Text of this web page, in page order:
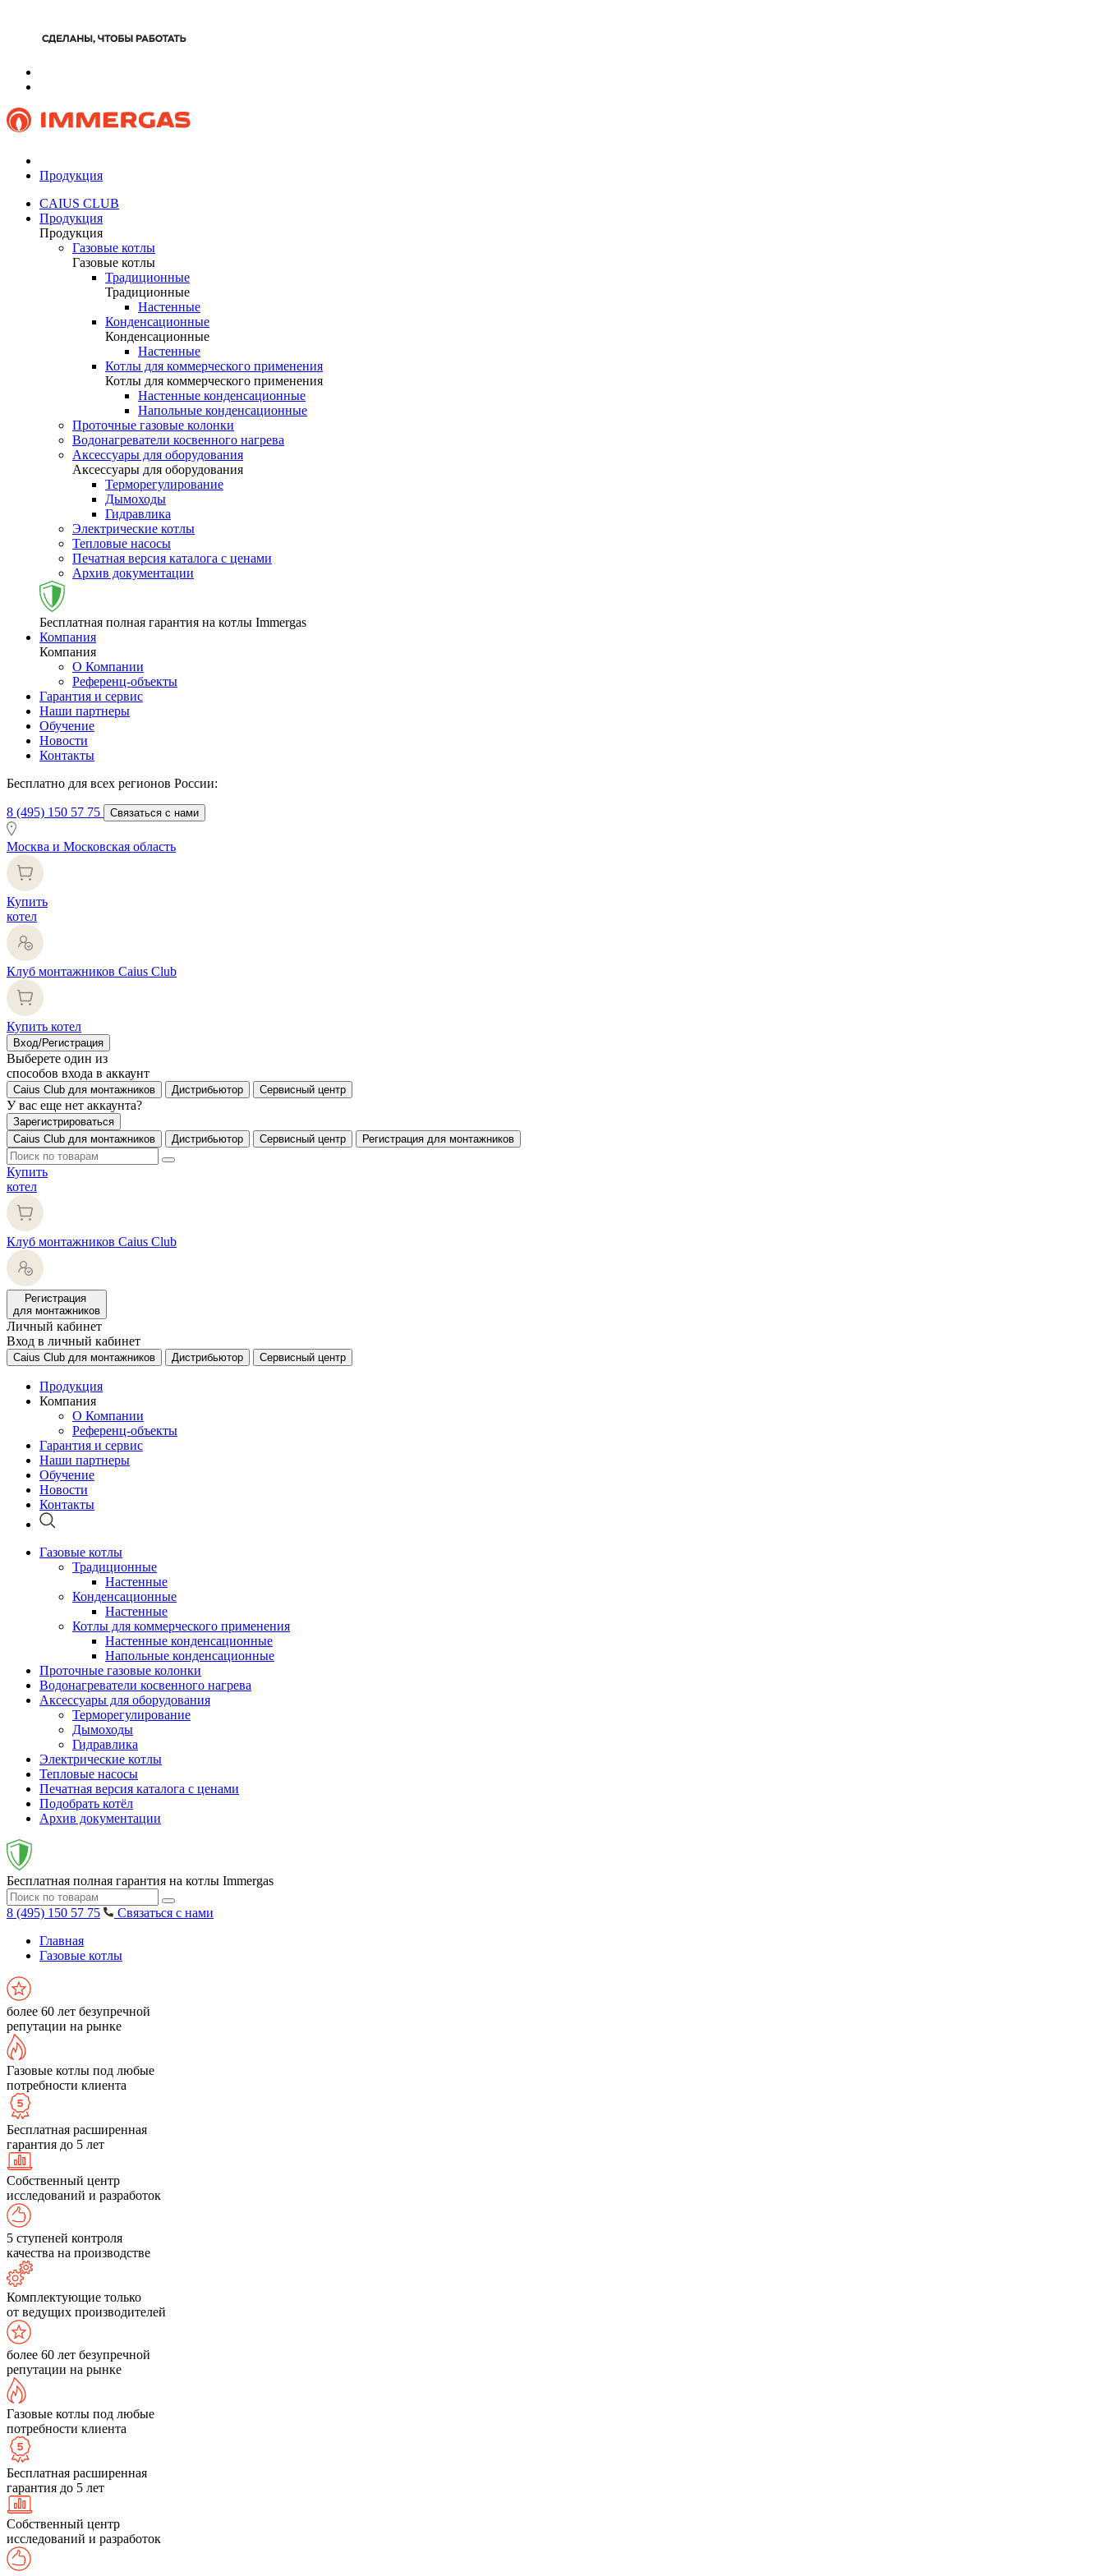
Продукция
CAIUS CLUB
Продукция
Продукция
Газовые котлы
Газовые котлы
Традиционные
Традиционные
Настенные
Конденсационные
Конденсационные
Настенные
Котлы для коммерческого применения
Котлы для коммерческого применения
Настенные конденсационные
Напольные конденсационные
Проточные газовые колонки
Водонагреватели косвенного нагрева
Аксессуары для оборудования
Аксессуары для оборудования
Терморегулирование
Дымоходы
Гидравлика
Электрические котлы
Тепловые насосы
Печатная версия каталога с ценами
Архив документации
Бесплатная полная гарантия на котлы Immergas
Компания
Компания
О Компании
Референц-объекты
Гарантия и сервис
Наши партнеры
Обучение
Новости
Контакты
Бесплатно для всех регионов России:
8 (495) 150 57 75 Связаться с нами
Москва и Московская область
Купить
котел
Клуб монтажников Caius Club
Купить котел
Вход/Регистрация
Выберете один из
способов входа в аккаунт
Caius Club для монтажников Дистрибьютор Сервисный центр
У вас еще нет аккаунта?
Зарегистрироваться
Caius Club для монтажников
Дистрибьютор Сервисный центр Регистрация для монтажников
Купить
котел
Клуб монтажников Caius Club
Регистрация
для монтажников
Личный кабинет
Вход в личный кабинет
Caius Club для монтажников Дистрибьютор Сервисный центр
Продукция
Компания
О Компании
Референц-объекты
Гарантия и сервис
Наши партнеры
Обучение
Новости
Контакты
Газовые котлы
Традиционные
Настенные
Конденсационные
Настенные
Котлы для коммерческого применения
Настенные конденсационные
Напольные конденсационные
Проточные газовые колонки
Водонагреватели косвенного нагрева
Аксессуары для оборудования
Терморегулирование
Дымоходы
Гидравлика
Электрические котлы
Тепловые насосы
Печатная версия каталога с ценами
Подобрать котёл
Архив документации
Бесплатная полная гарантия на котлы Immergas
8 (495) 150 57 75
Связаться с нами
Главная
Газовые котлы
более 60 лет безупречной
репутации на рынке
Газовые котлы под любые
потребности клиента
Бесплатная расширенная
гарантия до 5 лет
Собственный центр
исследований и разработок
5 ступеней контроля
качества на производстве
Комплектующие только
от ведущих производителей
более 60 лет безупречной
репутации на рынке
Газовые котлы под любые
потребности клиента
Бесплатная расширенная
гарантия до 5 лет
Собственный центр
исследований и разработок